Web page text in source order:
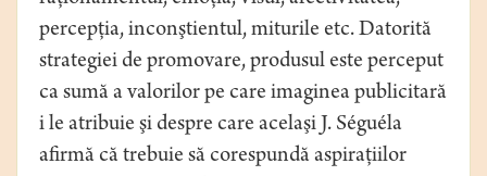
percepţia, inconştientul, miturile etc. Datorită
strategiei de promovare, produsul este perceput
ca sumă a valorilor pe care imaginea publicitară
i le atribuie şi despre care acelaşi J. Séguéla
afirmă că trebuie să corespundă aspiraţiilor